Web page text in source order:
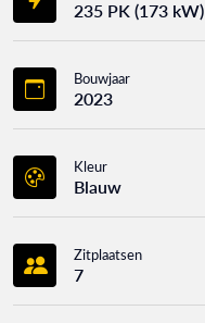
235 PK (173 kW)
Bouwjaar
2023
Kleur
Blauw
Zitplaatsen
7